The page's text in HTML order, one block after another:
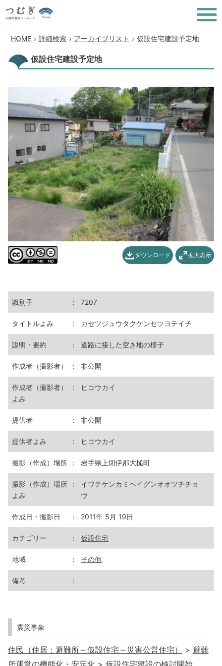
HOME › 詳細検索 › アーカイブリスト › 仮設住宅建設予定地
仮設住宅建設予定地
拡大表示
ダウンロード
識別子 ： 7207
タイトルよみ ： カセツジュウタクケンセツヨテイチ
說明・要約 ： 道路に接した空き地の様子
作成者（撮影者） ： 非公開
作成者（撮影者）
よみ
： ヒコウカイ
提供者 ： 非公開
提供者よみ ： ヒコウカイ
撮影（作成）場所 ： 岩手県上閉伊郡大槌町
撮影（作成）場所
よみ
：
イワテケンカミヘイグンオオツチチョ
ウ
作成日・撮影日 ： 2011年 5月 19日
カテゴリー ： 仮設住宅
地域 ： その他
備考 ：
震災事象
住民（住居：避難所～仮設住宅～災害公営住宅） > 避難